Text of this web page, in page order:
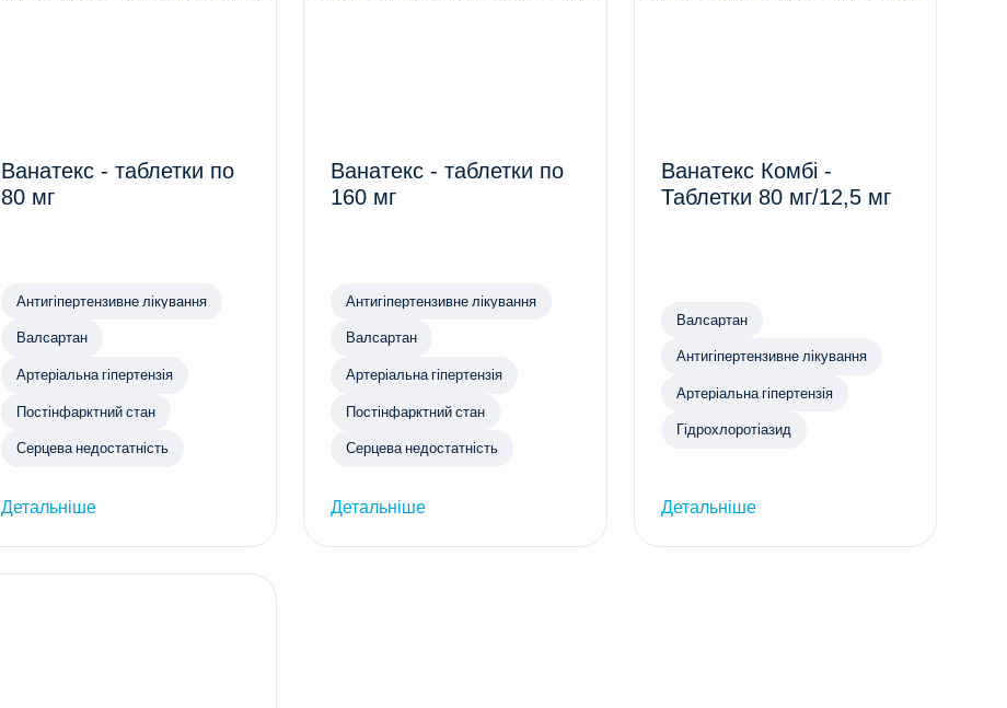
Ванатекс - таблетки по
80 мг
Антигіпертензивне лікування
Валсартан
Артеріальна гіпертензія
Постінфарктний стан
Серцева недостатність
Детальніше
Ванатекс - таблетки по
160 мг
Антигіпертензивне лікування
Валсартан
Артеріальна гіпертензія
Постінфарктний стан
Серцева недостатність
Детальніше
Ванатекс Комбі -
Таблетки 80 мг/12,5 мг
Валсартан
Антигіпертензивне лікування
Артеріальна гіпертензія
Гідрохлоротіазид
Детальніше